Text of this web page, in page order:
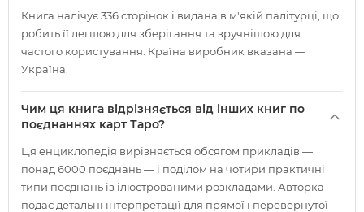
Книга налічує 336 сторінок і видана в м'якій палітурці, що
робить її легшою для зберігання та зручнішою для
частого користування. Країна виробник вказана —
Україна.
Чим ця книга відрізняється від інших книг по
поєднаннях карт Таро?
Ця енциклопедія вирізняється обсягом прикладів —
понад 6000 поєднань — і поділом на чотири практичні
типи поєднань із ілюстрованими розкладами. Авторка
подає детальні інтерпретації для прямої і перевернутої